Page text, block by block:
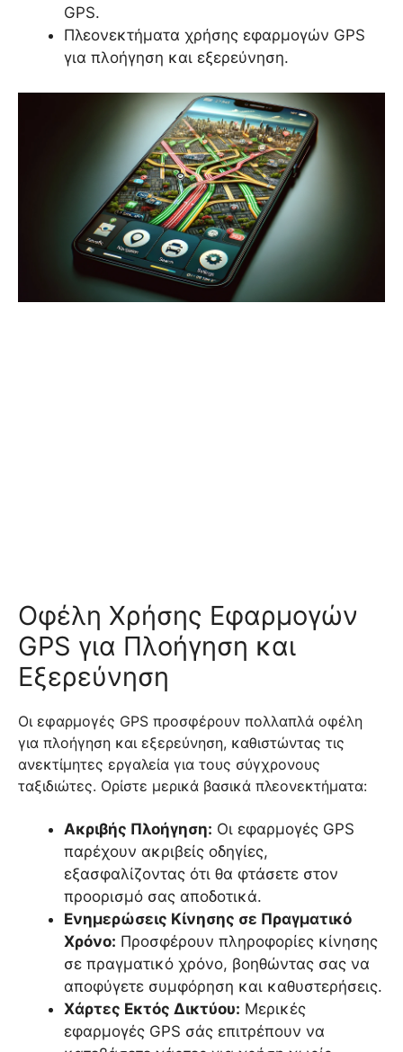
GPS.
Πλεονεκτήματα χρήσης εφαρμογών GPS
για πλοήγηση και εξερεύνηση.
Οφέλη Χρήσης Εφαρμογών
GPS για Πλοήγηση και
Εξερεύνηση
Οι εφαρμογές GPS προσφέρουν πολλαπλά οφέλη
για πλοήγηση και εξερεύνηση, καθιστώντας τις
ανεκτίμητες εργαλεία για τους σύγχρονους
ταξιδιώτες. Ορίστε μερικά βασικά πλεονεκτήματα:
Ακριβής Πλοήγηση: Οι εφαρμογές GPS
παρέχουν ακριβείς οδηγίες,
εξασφαλίζοντας ότι θα φτάσετε στον
προορισμό σας αποδοτικά.
Ενημερώσεις Κίνησης σε Πραγματικό
Χρόνο: Προσφέρουν πληροφορίες κίνησης
σε πραγματικό χρόνο, βοηθώντας σας να
αποφύγετε συμφόρηση και καθυστερήσεις.
Χάρτες Εκτός Δικτύου: Μερικές
εφαρμογές GPS σάς επιτρέπουν να